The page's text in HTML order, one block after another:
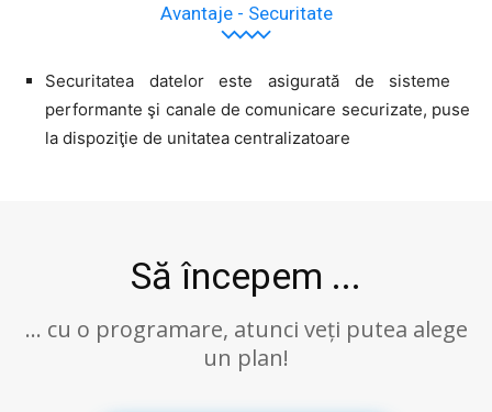
Avantaje - Securitate
Securitatea datelor este asigurată de sisteme
performante şi canale de comunicare securizate, puse
la dispoziţie de unitatea centralizatoare
Să începem ...
... cu o programare, atunci veți putea alege
un plan!